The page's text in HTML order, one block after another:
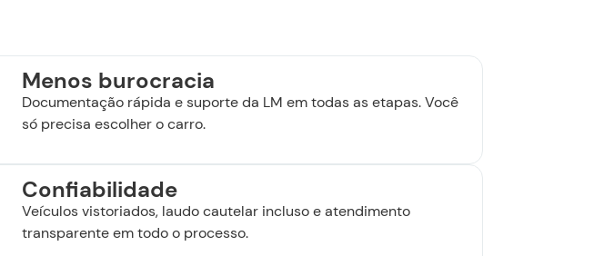
Menos burocracia
Documentação rápida e suporte da LM em todas as etapas. Você
só precisa escolher o carro.
Confiabilidade
Veículos vistoriados, laudo cautelar incluso e atendimento
transparente em todo o processo.